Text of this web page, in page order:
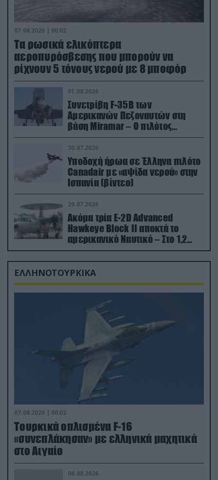
07.08.2026 | 00:02
Τα ρωσικά ελικόπτερα
αεροπυρόσβεσης που μπορούν να
ρίχνουν 5 τόνους νερού με 8 μποφόρ
01.08.2026
Συνετρίβη F-35B των
Αμερικανών Πεζοναυτών στη
βάση Miramar – Ο πιλότος
εκτινάχθηκε εγκαίρως
30.07.2026
Υποδοχή ήρωα σε Έλληνα πιλότο
Canadair με «αψίδα νερού» στην
Ισπανία (βίντεο)
29.07.2026
Ακόμα τρία E-2D Advanced
Hawkeye Block II αποκτά το
αμερικανικό Ναυτικό – Στο 1,2
δισ.δολάρια το κόστος
ΕΛΛΗΝΟΤΟΥΡΚΙΚΑ
07.08.2026 | 00:02
Τουρκικά οπλισμένα F-16
«συνεπλάκησαν» με ελληνικά μαχητικά
στο Αιγαίο
06.08.2026